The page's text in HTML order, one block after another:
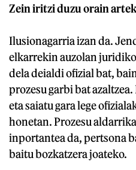
Zein iritzi duzu orain
Ilusionagarria izan da.
elkarrekin auzolan
dela deialdi ofizial bat,
prozesu garbi bat
eta saiatu gara lege
honetan. Prozesu
inportantea da, pertsona
baitu bozkatzera joateko.